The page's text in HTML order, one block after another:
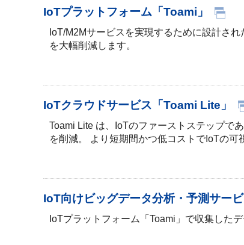
IoTプラットフォーム「Toami」
IoT/M2Mサービスを実現するために設計さ
を大幅削減します。
IoTクラウドサービス「Toami Lite」
Toami Lite は、IoTのファーストステップで
を削減。 より短期間かつ低コストでIoTの可
IoT向けビッグデータ分析・予測サー
IoTプラットフォーム「Toami」で収集した